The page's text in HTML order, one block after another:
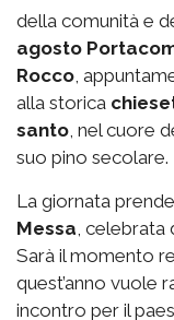
della comunità e
agosto
Rocco ,
alla storica
santo , nel cuore
suo pino secolare.
La giornata
Messa ,
Sarà il momento
quest’anno vuole
incontro per il